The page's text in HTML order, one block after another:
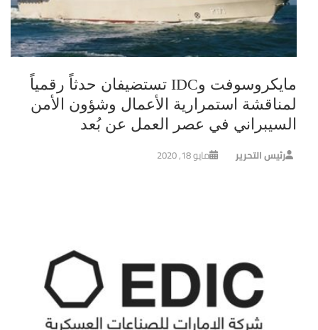
مايكروسوفت وIDC تستضيفان حدثاً رقمياً
لمناقشة استمرارية الأعمال وشؤون الأمن
السيبراني في عصر العمل عن بُعد
رئيس التحرير مايو 18, 2020